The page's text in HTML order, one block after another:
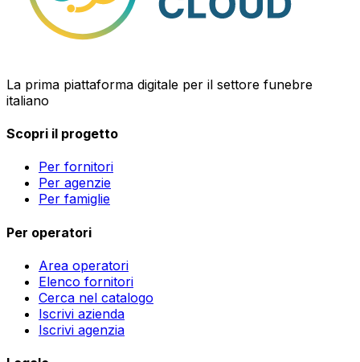
La prima piattaforma digitale per il settore funebre
italiano
Scopri il progetto
Per fornitori
Per agenzie
Per famiglie
Per operatori
Area operatori
Elenco fornitori
Cerca nel catalogo
Iscrivi azienda
Iscrivi agenzia